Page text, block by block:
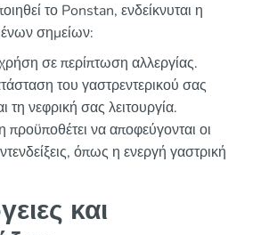
το Ponstan, ενδείκνυται η
σημείων:
σε περίπτωση αλλεργίας.
του γαστρεντερικού σας
τη νεφρική σας λειτουργία.
να αποφεύγονται οι
όπως η ενεργή γαστρική
και